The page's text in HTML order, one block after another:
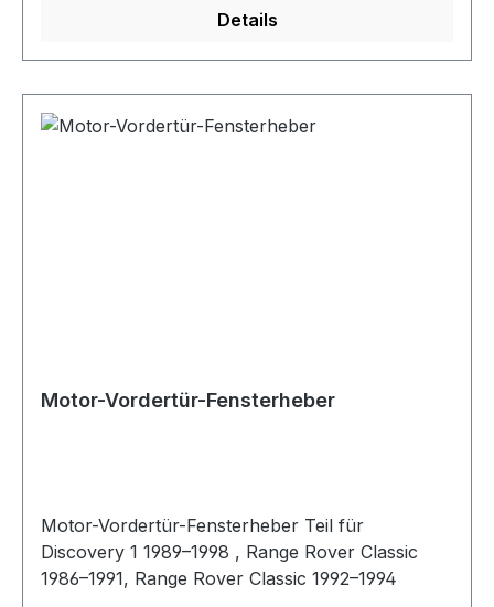
Details
Motor-Vordertür-Fensterheber
Motor-Vordertür-Fensterheber Teil für
Discovery 1 1989–1998 , Range Rover Classic
1986–1991, Range Rover Classic 1992–1994